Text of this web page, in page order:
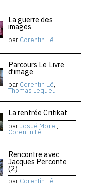
La guerre des
images
par Corentin Lê
Parcours Le Livre
d’image
par Corentin Lê,
Thomas Lequeu
La rentrée Critikat
parJosué Morel,
Corentin Lê
Rencontre avec
Jacques Perconte
(2)
par Corentin Lê